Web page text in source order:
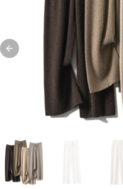
Previous slide